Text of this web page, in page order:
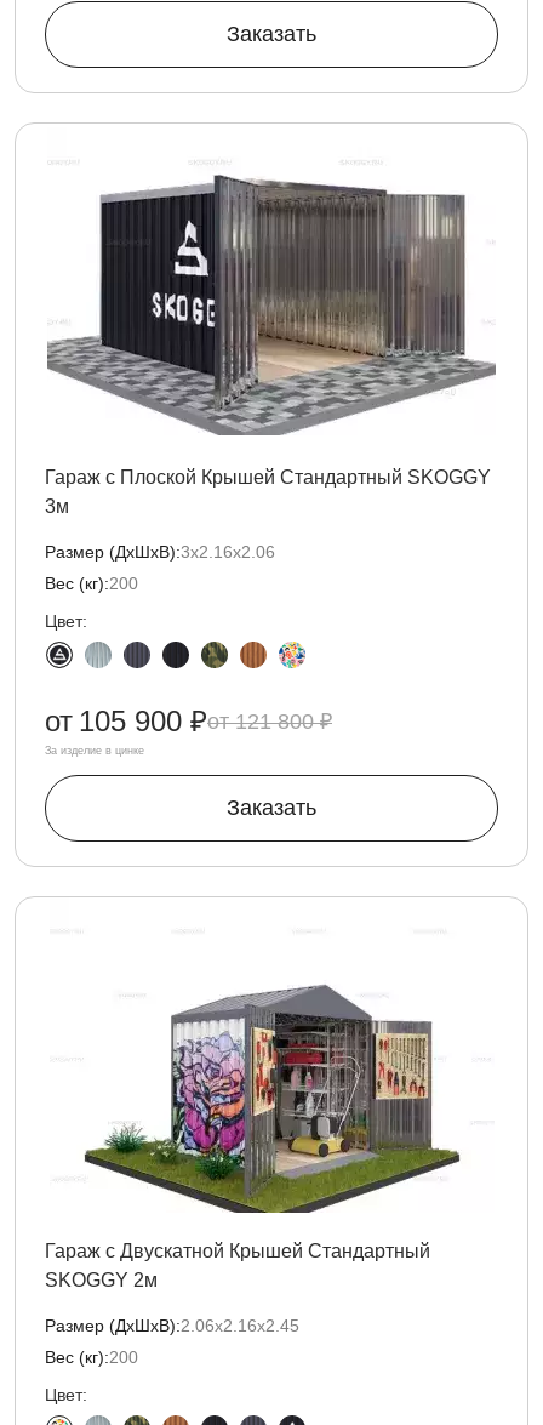
Заказать
Гараж с Плоской Крышей Стандартный SKOGGY
3м
Размер (ДxШxВ):3х2.16х2.06
Вес (кг):200
Цвет:
121 800 ₽
от 105 900 ₽
За изделие в цинке
Заказать
Гараж с Двускатной Крышей Стандартный
SKOGGY 2м
Размер (ДxШxВ):2.06х2.16х2.45
Вес (кг):200
Цвет: